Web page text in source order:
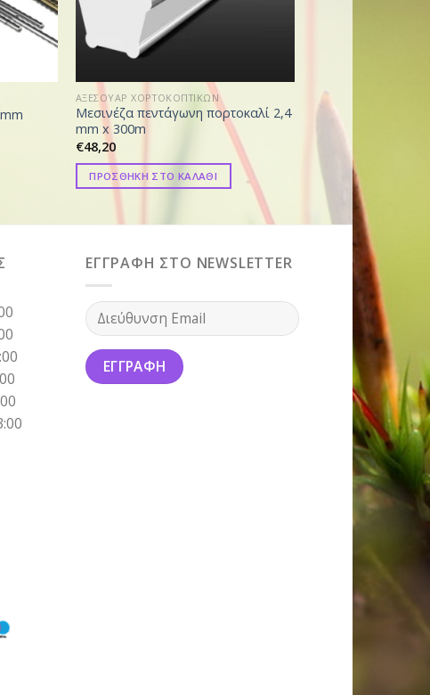
ΑΞΕΣΟΥΑΡ ΧΟΡΤΟΚΟΠΤΙΚΩΝ
Μεσινέζα πεντάγωνη πορτοκαλί 2,4
mm x 300m
€48,20
ΠΡΟΣΘΗΚΗ ΣΤΟ ΚΑΛΑΘΙ
ΑΞΕΣΟΥΑΡ
Κεφαλή κοπής
ΠΡΟΣΘΗΚΗ ΣΤΟ
ΕΓΓΡΑΦΗ ΣΤΟ NEWSLETTER